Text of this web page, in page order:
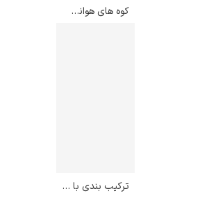
کوه های هوانگ شان در چین – مایکل کنا
ترکیب بندی با قرمز و آبی و زرد – پیت موندریان